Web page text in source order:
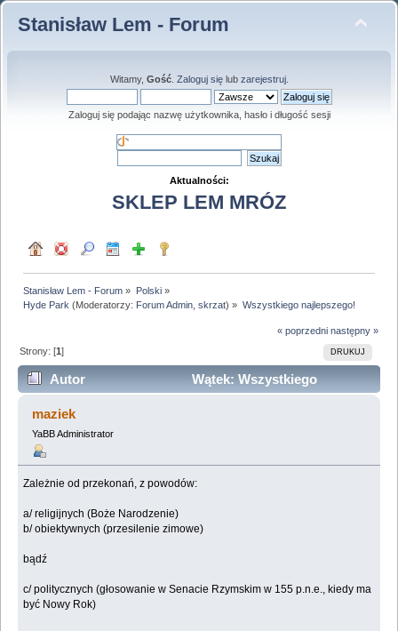
Stanisław Lem - Forum
Witamy, Gość. Zaloguj sięlub zarejestruj.
Zaloguj się podając nazwę użytkownika, hasło i długość sesji
Aktualności:
SKLEP LEM MRÓZ
Stanisław Lem - Forum » Polski»
Hyde Park (Moderatorzy: Forum Admin ,skrzat) » Wszystkiego najlepszego!
« poprzedni następny »
DRUKUJ
Strony: [1]
Autor
Wątek: Wszystkiego
najlepszego! (Przeczytany 22219 razy)
maziek
YaBB Administrator
Zależnie od przekonań, z powodów:
a/ religijnych (Boże Narodzenie)
b/ obiektywnych (przesilenie zimowe)
bądź
c/ politycznych (głosowanie w Senacie Rzymskim w 155 p.n.e., kiedy ma
być Nowy Rok)